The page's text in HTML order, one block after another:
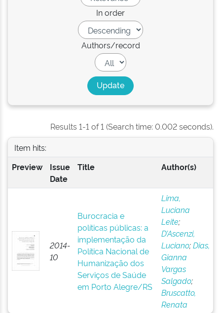
In order
Authors/record
Results 1-1 of 1 (Search time: 0.002 seconds).
Item hits:
Preview
Issue
Date
Title Author(s)
2014-
10
Burocracia e
políticas públicas: a
implementação da
Política Nacional de
Humanização dos
Serviços de Saúde
em Porto Alegre/RS
Lima,
Luciana
Leite;
D’Ascenzi,
Luciano;Dias,
Gianna
Vargas
Salgado;
Bruscatto,
Renata